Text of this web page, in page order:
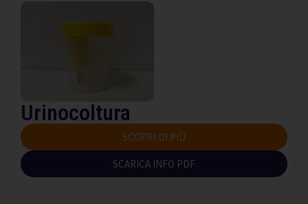
Urinocoltura
SCOPRI DI PIÙ
SCARICA INFO PDF